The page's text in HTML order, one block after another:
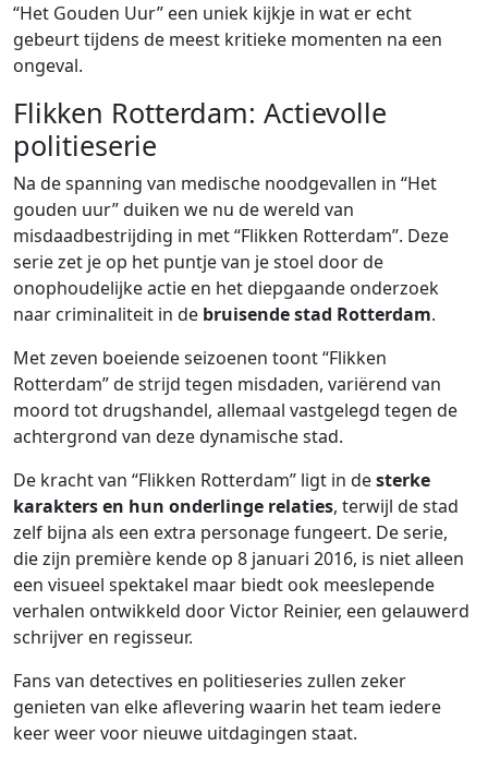
“Het Gouden Uur” een uniek kijkje in wat er echt
gebeurt tijdens de meest kritieke momenten na een
ongeval.
Flikken Rotterdam: Actievolle
politieserie
Na de spanning van medische noodgevallen in “Het
gouden uur” duiken we nu de wereld van
misdaadbestrijding in met “Flikken Rotterdam”. Deze
serie zet je op het puntje van je stoel door de
onophoudelijke actie en het diepgaande onderzoek
naar criminaliteit in de bruisende stad Rotterdam.
Met zeven boeiende seizoenen toont “Flikken
Rotterdam” de strijd tegen misdaden, variërend van
moord tot drugshandel, allemaal vastgelegd tegen de
achtergrond van deze dynamische stad.
De kracht van “Flikken Rotterdam” ligt in desterke
karakters en hun onderlinge relaties, terwijl de stad
zelf bijna als een extra personage fungeert. De serie,
die zijn première kende op 8 januari 2016, is niet alleen
een visueel spektakel maar biedt ook meeslepende
verhalen ontwikkeld door Victor Reinier, een gelauwerd
schrijver en regisseur.
Fans van detectives en politieseries zullen zeker
genieten van elke aflevering waarin het team iedere
keer weer voor nieuwe uitdagingen staat.